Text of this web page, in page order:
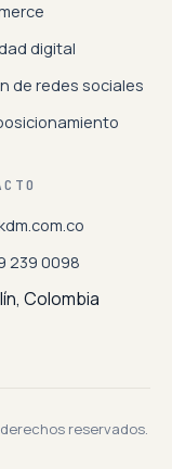
digital
de redes sociales
239 0098
Colombia
reservados.